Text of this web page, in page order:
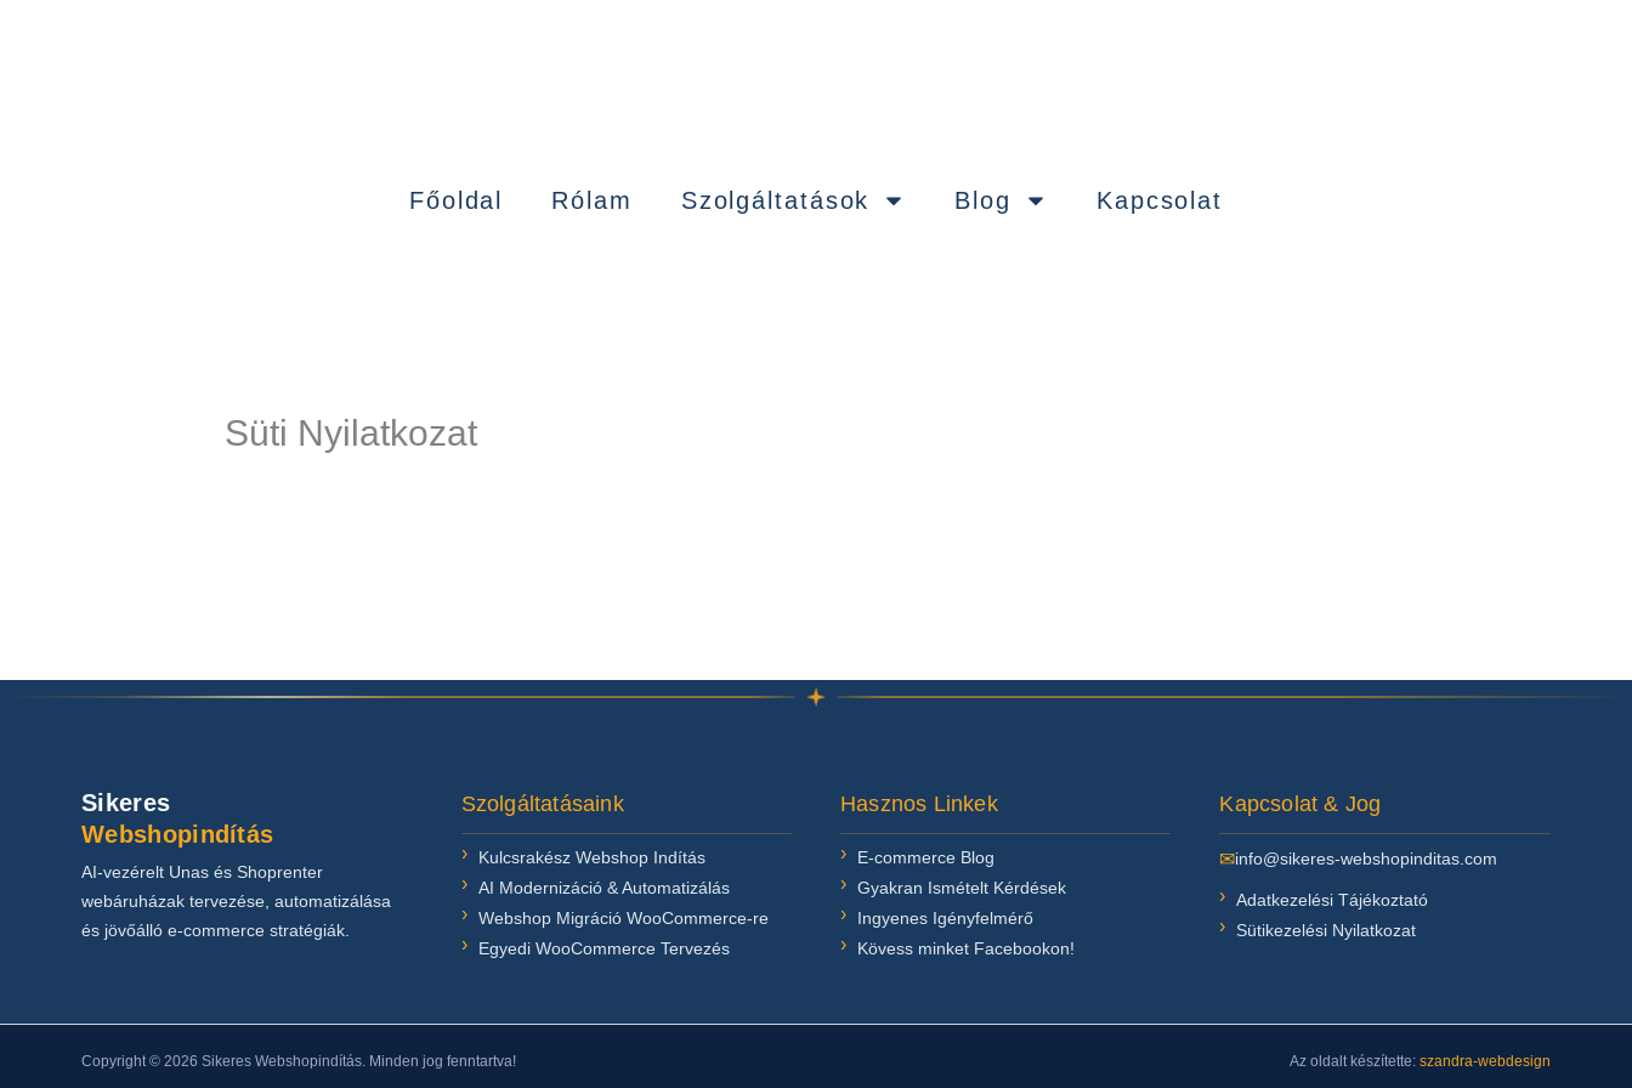
Főoldal Rólam Szolgáltatások Blog Kapcsolat
Süti Nyilatkozat
Sikeres
Webshopindítás
AI-vezérelt Unas és Shoprenter
webáruházak tervezése, automatizálása
és jövőálló e-commerce stratégiák.
Szolgáltatásaink
Kulcsrakész Webshop Indítás
AI Modernizáció & Automatizálás
Webshop Migráció WooCommerce-re
Egyedi WooCommerce Tervezés
Hasznos Linkek
E-commerce Blog
Gyakran Ismételt Kérdések
Ingyenes Igényfelmérő
Kövess minket Facebookon!
Kapcsolat & Jog
✉info@sikeres-webshopinditas.com
Adatkezelési Tájékoztató
Sütikezelési Nyilatkozat
Copyright © 2026 Sikeres Webshopindítás. Minden jog fenntartva! Az oldalt készítette: szandra-webdesign